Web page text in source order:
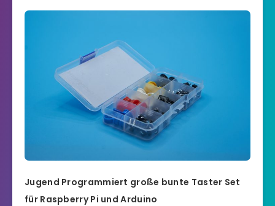
Jugend Programmiert große bunte Taster Set
für Raspberry Pi und Arduino